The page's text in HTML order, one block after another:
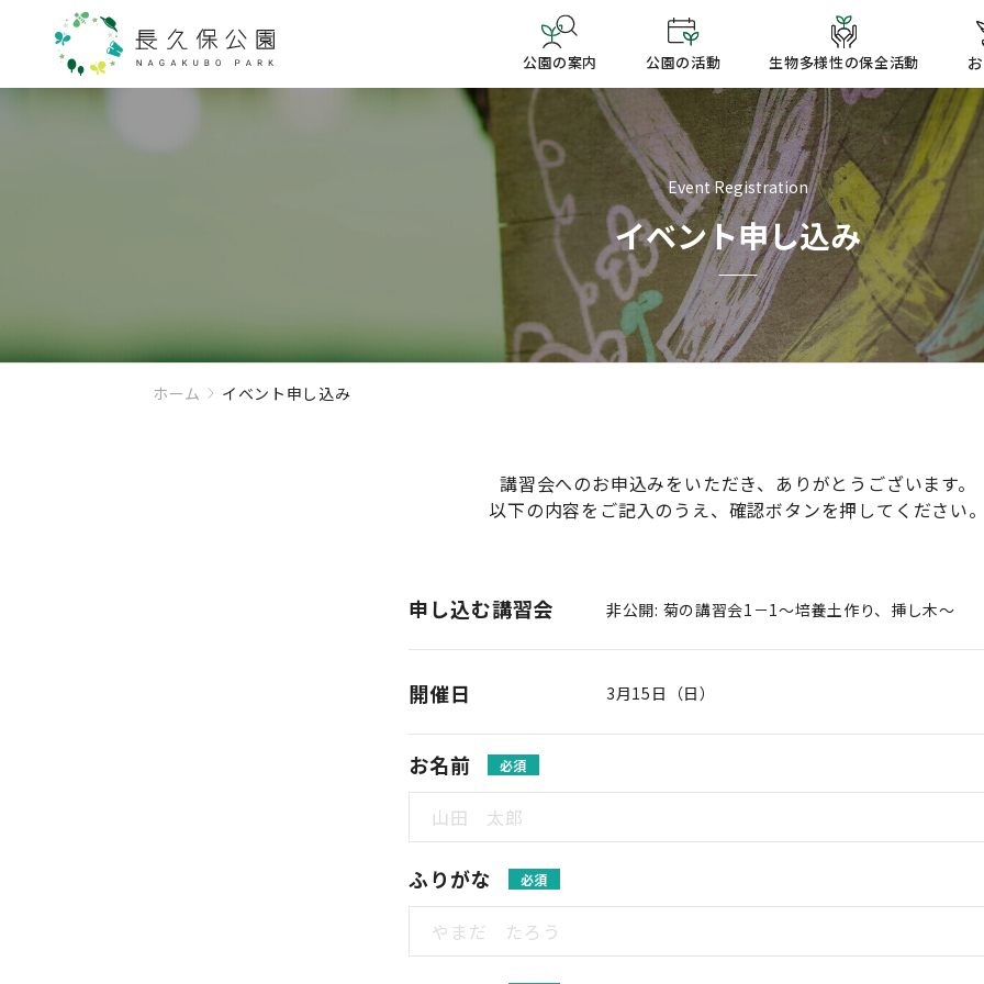
公園の案内 公園の活動 生物多様性の保全活動
Event Registration
イベント申し込み
ホーム イベント申し込み
講習会へのお申込みをいただき、ありがとうございます。
以下の内容をご記入のうえ、確認ボタンを押してください
申し込む講習会 非公開: 菊の講習会1－1～培養土作り、挿し木～
開催日 3月15日（日）
お名前 必須
ふりがな 必須